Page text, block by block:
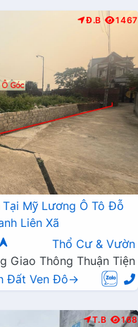
Đ.B 1467
Mỹ Lương Ô Tô Đỗ
Liên Xã
Thổ Cư & Vườn
Giao Thông Thuận Tiện
Đất Ven Đô→
T.B 168